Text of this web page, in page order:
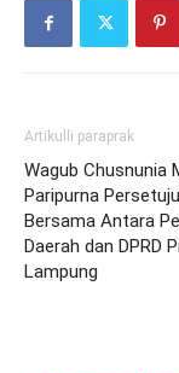
Artikulli paraprak
Wagub Chusnunia
Paripurna
Bersama Antara
Daerah dan DPRD
Lampung